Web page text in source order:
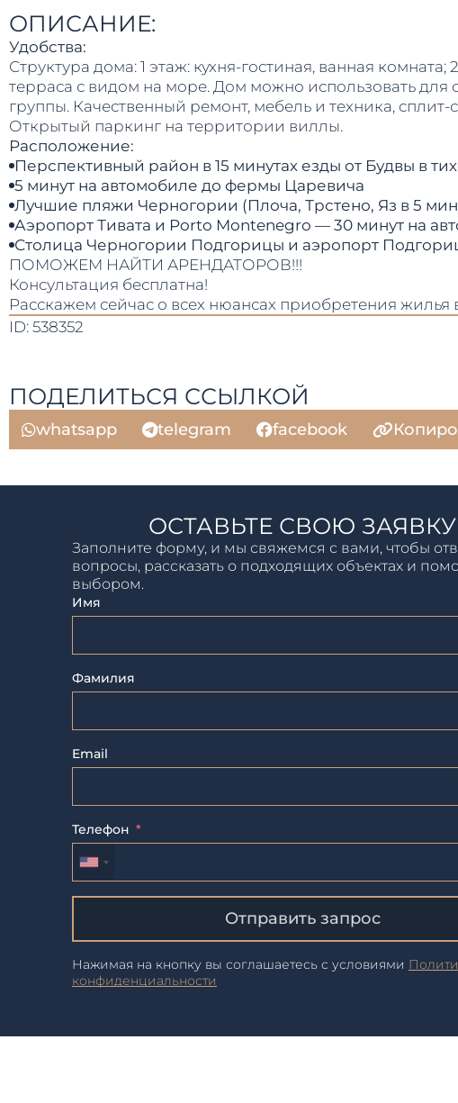
ОПИСАНИЕ:
Удобства:
Структура дома: 1 этаж: кухня-гостиная, ванная комната;
терраса с видом на море. Дом можно использовать для
группы. Качественный ремонт, мебель и техника,
Открытый паркинг на территории виллы.
Расположение:
Перспективный район в 15 минутах езды от Будвы в
5 минут на автомобиле до фермы Царевича
Лучшие пляжи Черногории (Плоча, Трстено, Яз в 5
Аэропорт Тивата и Porto Montenegro — 30 минут на
Столица Черногории Подгорицы и аэропорт
ПОМОЖЕМ НАЙТИ АРЕНДАТОРОВ!!!
Консультация бесплатна!
Расскажем сейчас о всех нюансах приобретения жилья
ID: 538352
ПОДЕЛИТЬСЯ ССЫЛКОЙ
whatsapp telegram facebook
ОСТАВЬТЕ СВОЮ ЗАЯВКУ
Заполните форму, и мы свяжемся с вами, чтобы
вопросы, рассказать о подходящих объектах и
выбором.
Имя
Фамилия
Email
Телефон
Отправить запрос
Нажимая на кнопку вы соглашаетесь с условиями
конфиденциальности